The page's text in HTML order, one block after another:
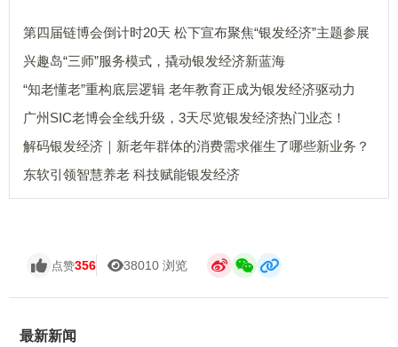
第四届链博会倒计时20天 松下宣布聚焦“银发经济”主题参展
兴趣岛“三师”服务模式，撬动银发经济新蓝海
“知老懂老”重构底层逻辑 老年教育正成为银发经济驱动力
广州SIC老博会全线升级，3天尽览银发经济热门业态！
解码银发经济｜新老年群体的消费需求催生了哪些新业务？
东软引领智慧养老 科技赋能银发经济
点赞356 38010 浏览
最新新闻